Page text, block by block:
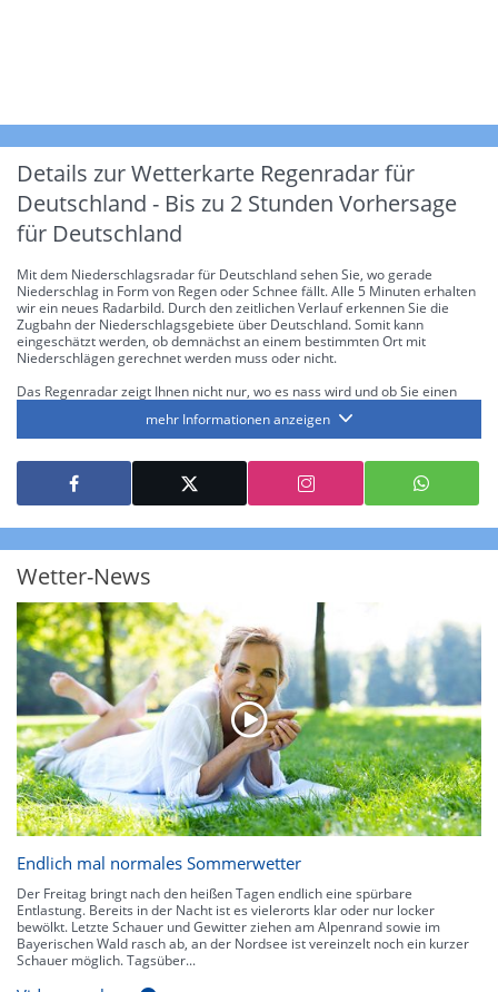
Details zur Wetterkarte Regenradar für
Deutschland - Bis zu 2 Stunden Vorhersage
für Deutschland
Mit dem Niederschlagsradar für Deutschland sehen Sie, wo gerade
Niederschlag in Form von Regen oder Schnee fällt. Alle 5 Minuten erhalten
wir ein neues Radarbild. Durch den zeitlichen Verlauf erkennen Sie die
Zugbahn der Niederschlagsgebiete über Deutschland. Somit kann
eingeschätzt werden, ob demnächst an einem bestimmten Ort mit
Niederschlägen gerechnet werden muss oder nicht.
Das Regenradar zeigt Ihnen nicht nur, wo es nass wird und ob Sie einen
die Niederschlagsintensität. Diese bezieht sich laut offiziellen Richtlinien
jeweils auf die Niederschlagsmenge in l/m² pro Stunde Regen- bzw.
Schneefall. Die 6 Stufen sind wie folgt gegliedert: Die hellen Blautöne
symbolisieren leichte bis mäßige Regen- bzw. Schneefälle mit einer
Intensität bis 8.1 l/m² pro Stunde. Dunkelblau repräsentiert mäßige bis
starke Niederschläge bis 35 l/m² pro Stunde. Hier können bereits Gewitter
auftreten. Extreme bzw. unwetterartige Niederschlagsereignisse mit
über 150 l/m² pro Stunde an. Solche
Neben der Niederschlagsintensität kann auch die Zuggeschwindigkeit der
Niederschlagsgebiete und damit die Niederschlagsdauer abgeschätzt
werden. Neben der 5-minütigen Radaraufzeichnung gibt es eine
Niederschlagsprognose für die nächsten 2 Stunden. So sehen Sie genau,
wann und wo in Deutschland mit Regen oder Schneefall zu rechnen ist bzw.
kennen zu jeder Zeit den genauen Verlauf einer Niederschlagsfront.
mehr Informationen anzeigen
Wetter-News
Endlich mal normales Sommerwetter
Der Freitag bringt nach den heißen Tagen endlich eine spürbare
Entlastung. Bereits in der Nacht ist es vielerorts klar oder nur locker
bewölkt. Letzte Schauer und Gewitter ziehen am Alpenrand sowie im
Bayerischen Wald rasch ab, an der Nordsee ist vereinzelt noch ein kurzer
Schauer möglich. Tagsüber...